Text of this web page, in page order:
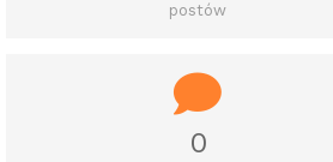
postów
0